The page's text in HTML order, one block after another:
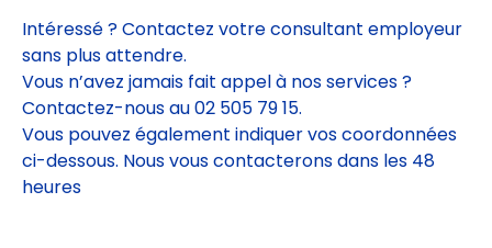
Intéressé ? Contactez votre consultant employeur
sans plus attendre.
Vous n’avez jamais fait appel à nos services ?
Contactez-nous au 02 505 79 15.
Vous pouvez également indiquer vos coordonnées
ci-dessous. Nous vous contacterons dans les 48
heures